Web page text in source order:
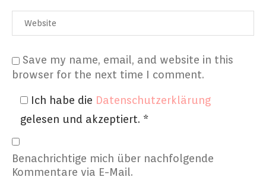
Save my name, email, and website in this
browser for the next time I comment.
Ich habe die Datenschutzerklärung
gelesen und akzeptiert. *
Benachrichtige mich über nachfolgende
Kommentare via E-Mail.